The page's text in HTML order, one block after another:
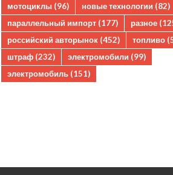
мотоциклы (96) новые технологии (82)
параллельный импорт (177) разное
российский авторынок (452) топливо
штраф (232) электромобили (99)
электромобиль (151)